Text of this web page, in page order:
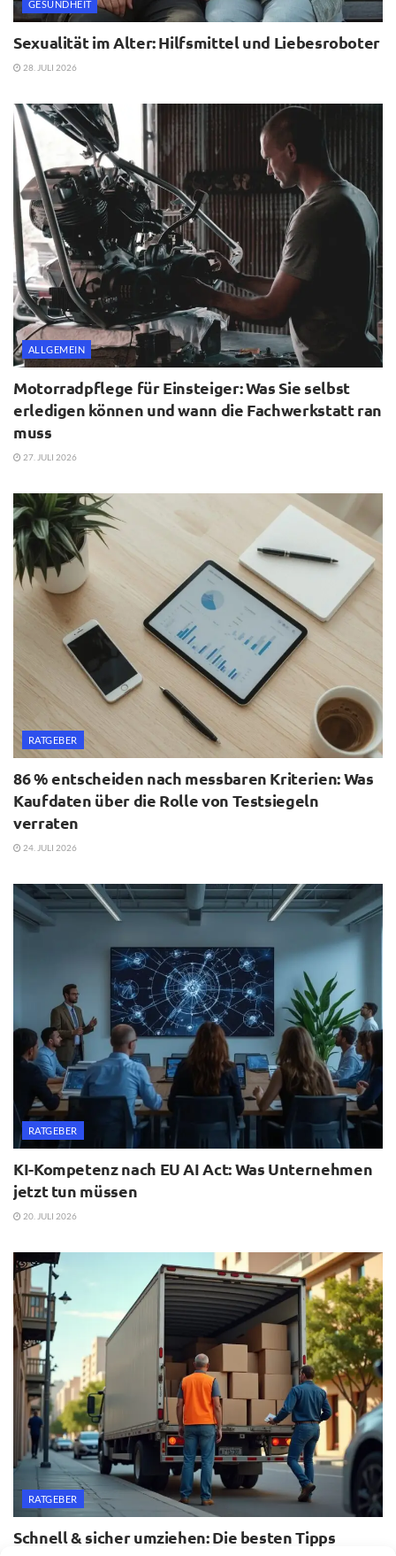
GESUNDHEIT
Sexualität im Alter: Hilfsmittel und Liebesroboter
28. JULI 2026
ALLGEMEIN
Motorradpflege für Einsteiger: Was Sie selbst
erledigen können und wann die Fachwerkstatt ran
muss
27. JULI 2026
RATGEBER
86 % entscheiden nach messbaren Kriterien: Was
Kaufdaten über die Rolle von Testsiegeln
verraten
24. JULI 2026
RATGEBER
KI-Kompetenz nach EU AI Act: Was Unternehmen
jetzt tun müssen
20. JULI 2026
RATGEBER
Schnell & sicher umziehen: Die besten Tipps